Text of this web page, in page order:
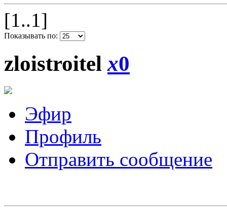
[1..1]
Показывать по:
zloistroitelx0
Эфир
Профиль
Отправить сообщение